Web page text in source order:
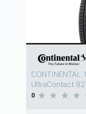
CONTINENTAL
UltraContact
0